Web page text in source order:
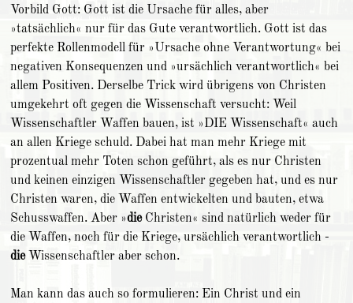
Vorbild Gott: Gott ist die Ursache für alles, aber
»tatsächlich« nur für das Gute verantwortlich. Gott ist das
perfekte Rollenmodell für »Ursache ohne Verantwortung« bei
negativen Konsequenzen und »ursächlich verantwortlich« bei
allem Positiven. Derselbe Trick wird übrigens von Christen
umgekehrt oft gegen die Wissenschaft versucht: Weil
Wissenschaftler Waffen bauen, ist »DIE Wissenschaft« auch
an allen Kriege schuld. Dabei hat man mehr Kriege mit
prozentual mehr Toten schon geführt, als es nur Christen
und keinen einzigen Wissenschaftler gegeben hat, und es nur
Christen waren, die Waffen entwickelten und bauten, etwa
Schusswaffen. Aber »dieChristen« sind natürlich weder für
die Waffen, noch für die Kriege, ursächlich verantwortlich -
dieWissenschaftler aber schon.
Man kann das auch so formulieren: Ein Christ und ein